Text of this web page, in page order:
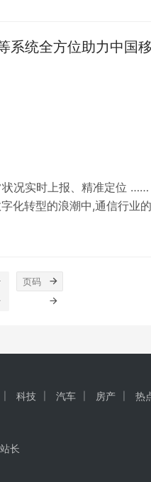
系统全方位助力中国
况实时上报、精准定位
化转型的浪潮中,通信行业
络的高效运营与稳健发展,
科技 汽车 房产
热
长